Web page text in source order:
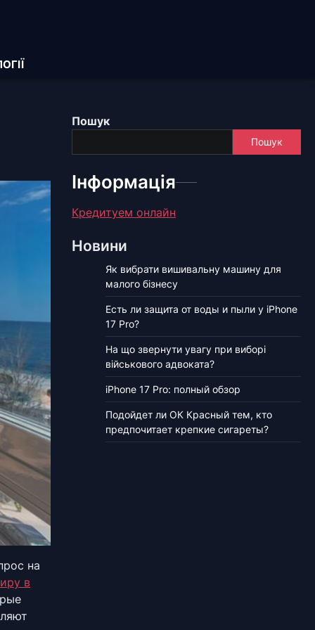
на
в
Пошук
Пошук
Інформація
Кредитуем онлайн
Новини
Як вибрати вишивальну машину для
малого бізнесу
Есть ли защита от воды и пыли у iPhone
17 Pro?
На що звернути увагу при виборі
військового адвоката?
iPhone 17 Pro: полный обзор
Подойдет ли ОК Красный тем, кто
предпочитает крепкие сигареты?